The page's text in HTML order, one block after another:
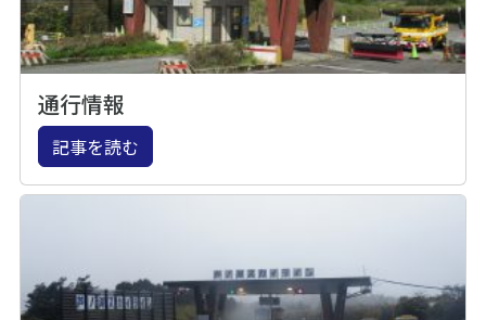
通行情報
記事を読む